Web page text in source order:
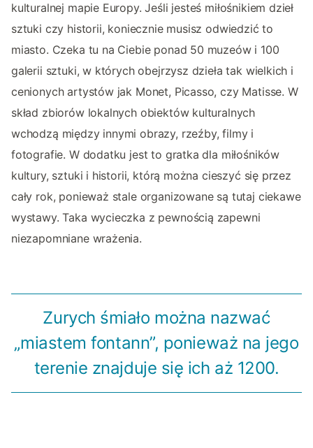
kulturalnej mapie Europy. Jeśli jesteś miłośnikiem dzieł
sztuki czy historii, koniecznie musisz odwiedzić to
miasto. Czeka tu na Ciebie ponad 50 muzeów i 100
galerii sztuki, w których obejrzysz dzieła tak wielkich i
cenionych artystów jak Monet, Picasso, czy Matisse. W
skład zbiorów lokalnych obiektów kulturalnych
wchodzą między innymi obrazy, rzeźby, filmy i
fotografie. W dodatku jest to gratka dla miłośników
kultury, sztuki i historii, którą można cieszyć się przez
cały rok, ponieważ stale organizowane są tutaj ciekawe
wystawy. Taka wycieczka z pewnością zapewni
niezapomniane wrażenia.
Zurych śmiało można nazwać
„miastem fontann”, ponieważ na jego
terenie znajduje się ich aż 1200.